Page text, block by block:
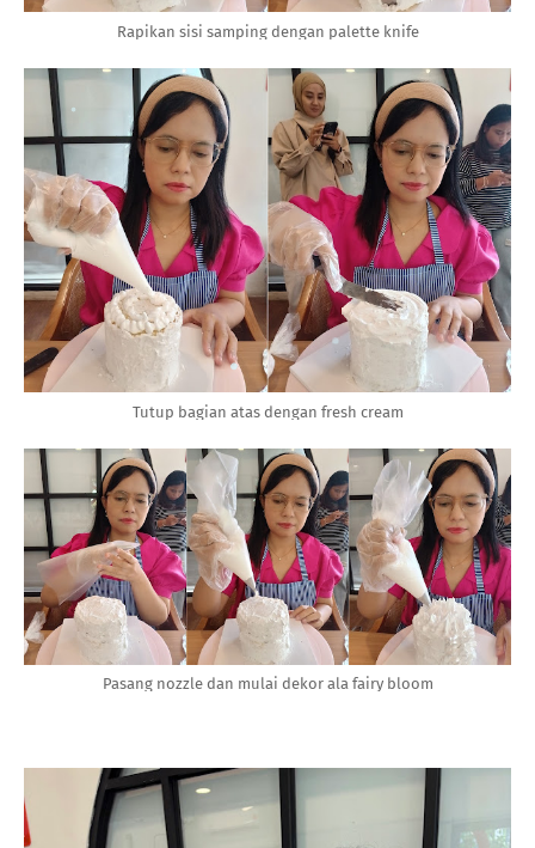
Rapikan sisi samping dengan palette knife
Tutup bagian atas dengan fresh cream
Pasang nozzle dan mulai dekor ala fairy bloom